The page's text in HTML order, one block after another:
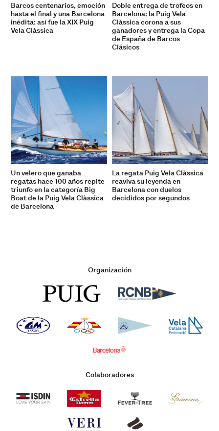
Barcos centenarios, emoción
hasta el final y una Barcelona
inédita: así fue la XIX Puig
Vela Clàssica
Doble entrega de trofeos en
Barcelona: la Puig Vela
Clàssica corona a sus
ganadores y entrega la Copa
de España de Barcos
Clásicos
Un velero que ganaba
regatas hace 100 años repite
triunfo en la categoría Big
Boat de la Puig Vela Clàssica
de Barcelona
La regata Puig Vela Clàssica
reaviva su leyenda en
Barcelona con duelos
decididos por segundos
Organización
Colaboradores